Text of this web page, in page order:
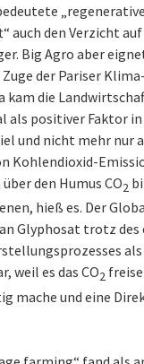
„regenerative
auch den Verzicht
Big Agro aber
der Pariser
kam die
als positiver Faktor in
und nicht mehr nur
Kohlendioxid-
den Humus CO2
hieß es. Der
Glyphosat trotz des
weil es das CO2
mache und eine